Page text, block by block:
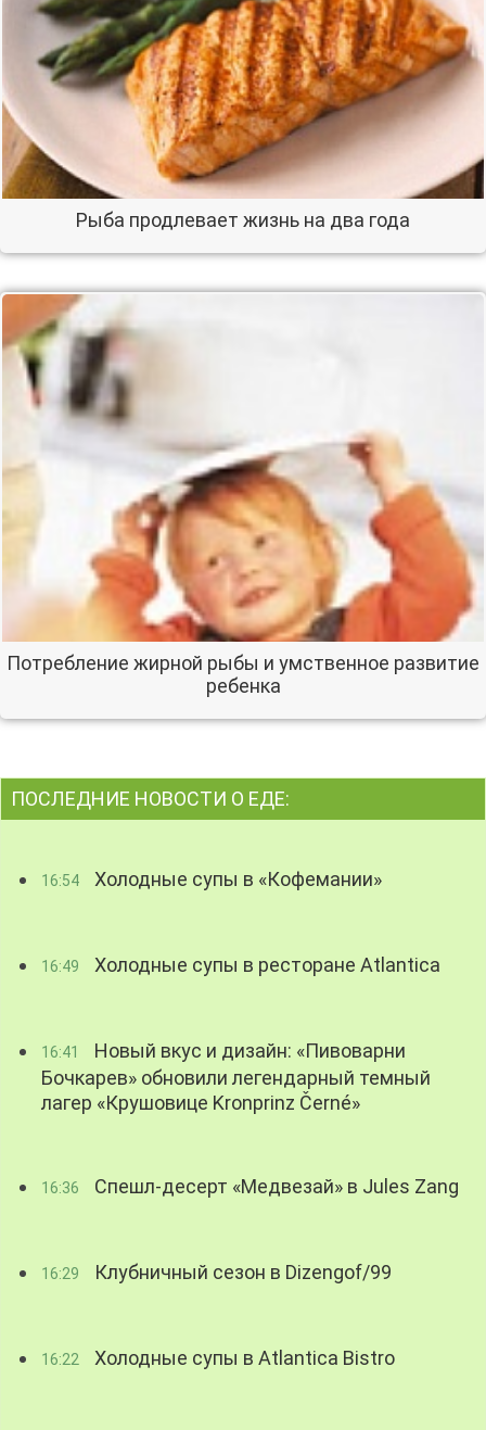
Рыба продлевает жизнь на два года
Потребление жирной рыбы и умственное развитие
ребенка
ПОСЛЕДНИЕ НОВОСТИ О ЕДЕ:
16:54 Холодные супы в «Кофемании»
16:49 Холодные супы в ресторане Atlantica
16:41
Новый вкус и дизайн: «Пивоварни
Бочкарев» обновили легендарный темный
лагер «Крушовице Kronprinz Černé»
16:36 Спешл-десерт «Медвезай» в Jules Zang
16:29 Клубничный сезон в Dizengof/99
16:22 Холодные супы в Atlantica Bistro